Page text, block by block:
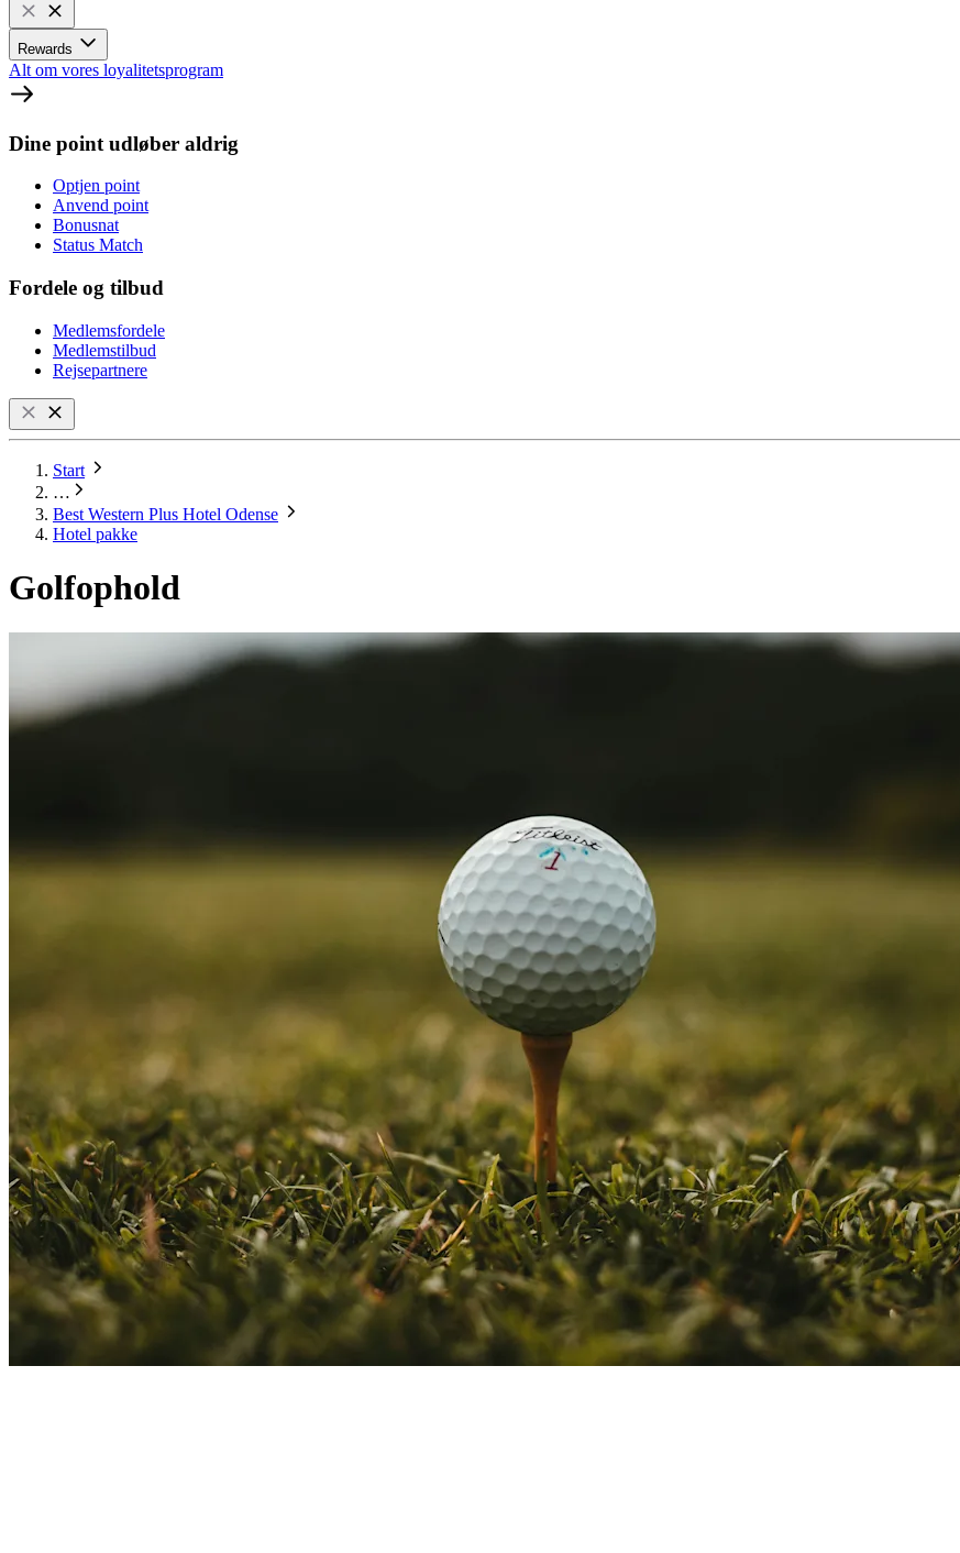
Rewards
Alt om vores loyalitetsprogram
Dine point udløber aldrig
Optjen point
Anvend point
Bonusnat
Status Match
Fordele og tilbud
Medlemsfordele
Medlemstilbud
Rejsepartnere
Start
…
Best Western Plus Hotel Odense
Hotel pakke
Golfophold